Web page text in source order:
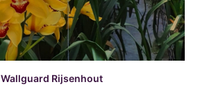
READ MORE
Wallguard Rijsenhout